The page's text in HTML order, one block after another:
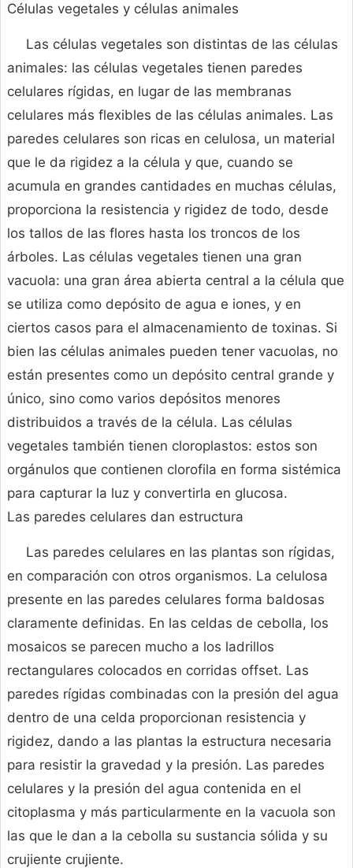
Células vegetales y células animales
Las células vegetales son distintas de las células
animales: las células vegetales tienen paredes
celulares rígidas, en lugar de las membranas
celulares más flexibles de las células animales. Las
paredes celulares son ricas en celulosa, un material
que le da rigidez a la célula y que, cuando se
acumula en grandes cantidades en muchas células,
proporciona la resistencia y rigidez de todo, desde
los tallos de las flores hasta los troncos de los
árboles. Las células vegetales tienen una gran
vacuola: una gran área abierta central a la célula que
se utiliza como depósito de agua e iones, y en
ciertos casos para el almacenamiento de toxinas. Si
bien las células animales pueden tener vacuolas, no
están presentes como un depósito central grande y
único, sino como varios depósitos menores
distribuidos a través de la célula. Las células
vegetales también tienen cloroplastos: estos son
orgánulos que contienen clorofila en forma sistémica
para capturar la luz y convertirla en glucosa.
Las paredes celulares dan estructura
Las paredes celulares en las plantas son rígidas,
en comparación con otros organismos. La celulosa
presente en las paredes celulares forma baldosas
claramente definidas. En las celdas de cebolla, los
mosaicos se parecen mucho a los ladrillos
rectangulares colocados en corridas offset. Las
paredes rígidas combinadas con la presión del agua
dentro de una celda proporcionan resistencia y
rigidez, dando a las plantas la estructura necesaria
para resistir la gravedad y la presión. Las paredes
celulares y la presión del agua contenida en el
citoplasma y más particularmente en la vacuola son
las que le dan a la cebolla su sustancia sólida y su
crujiente crujiente.